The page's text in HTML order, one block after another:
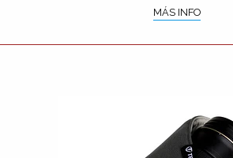
MÁS INFO